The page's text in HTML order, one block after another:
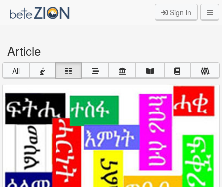
Sign in
Article
All